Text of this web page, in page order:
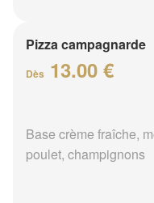
Pizza campagnarde
Dès 13.00 €
Base crème fraîche,
poulet, champignons